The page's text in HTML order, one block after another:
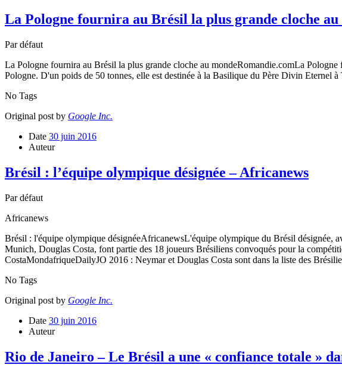
La Pologne fournira au Brésil la plus grande cloche au
Par défaut
La Pologne fournira au Brésil la plus grande cloche au mondeRomandie.comLa
Pologne. D'un poids de 50 tonnes, elle est destinée à la Basilique du Père Divin Eternel
No Tags
Original post by Google Inc.
Date 30 juin 2016
Auteur
Brésil : l’équipe olympique désignée – Africanews
Par défaut
Africanews
Brésil : l'équipe olympique désignéeAfricanewsL'équipe olympique du Brésil désignée,
Munich, Douglas Costa, font partie des 18 joueurs Brésiliens convoqués pour la
CostaMondafriqueDailyJO 2016 : Neymar et Douglas Costa sont dans la liste des
No Tags
Original post by Google Inc.
Date 30 juin 2016
Auteur
Rio de Janeiro – Le Brésil a une « confiance totale »